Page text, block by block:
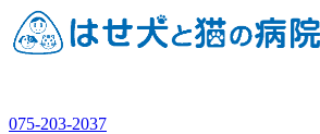
075-203-2037